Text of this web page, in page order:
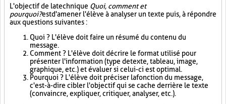
L'objectif de la technique Quoi, comment et
pourquoi?est d'amener l'élève à analyser un texte puis, à répondre
aux questions suivantes :
Quoi ? L'élève doit faire un résumé du contenu du
message.
Comment ? L'élève doit décrire le format utilisé pour
présenter l'information (type de texte, tableau, image,
graphique, etc.) et évaluer si celui-ci est optimal.
Pourquoi ? L'élève doit préciser la fonction du message,
c'est-à-dire cibler l'objectif qui se cache derrière le texte
(convaincre, expliquer, critiquer, analyser, etc.).